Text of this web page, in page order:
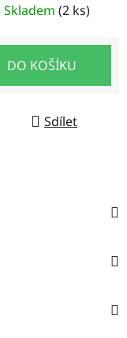
Skladem (2 ks)
DO KOŠÍKU
Sdílet